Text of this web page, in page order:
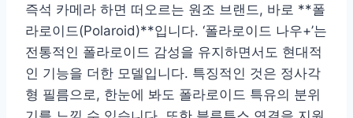
즉석 카메라 하면 떠오르는 원조 브랜드, 바로 **폴
라로이드(Polaroid)**입니다. ‘폴라로이드 나우+’는
전통적인 폴라로이드 감성을 유지하면서도 현대적
인 기능을 더한 모델입니다. 특징적인 것은 정사각
형 필름으로, 한눈에 봐도 폴라로이드 특유의 분위